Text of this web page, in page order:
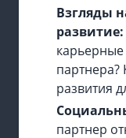
Взгляды
развитие:
партнера?
развития
партнер